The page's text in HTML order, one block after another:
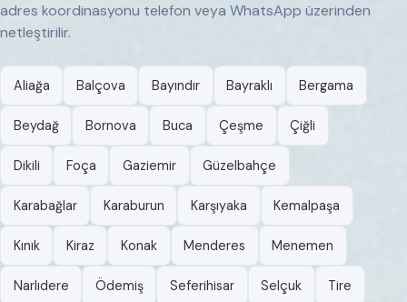
adres koordinasyonu telefon veya WhatsApp üzerinden
netleştirilir.
Aliağa Balçova Bayındır Bayraklı Bergama
Beydağ Bornova Buca Çeşme Çiğli
Dikili Foça Gaziemir Güzelbahçe
Karabağlar Karaburun Karşıyaka Kemalpaşa
Kınık Kiraz Konak Menderes Menemen
Narlıdere Ödemiş Seferihisar Selçuk Tire